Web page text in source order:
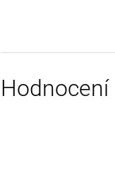
Hodnocení